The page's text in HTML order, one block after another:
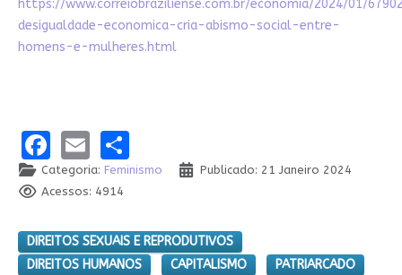
https://www.correiobraziliense.com.br/economia/2024/01/
desigualdade-economica-cria-abismo-social-entre-
homens-e-mulheres.html
Facebook
EmailShare
Categoria: Feminismo
Publicado: 21 Janeiro 2024
Acessos: 4914
DIREITOS SEXUAIS E REPRODUTIVOS
DIREITOS HUMANOS
CAPITALISMO
PATRIARCADO